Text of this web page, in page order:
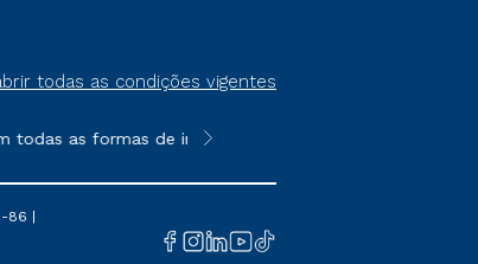
todas as condições vigentes
as formas de ingresso, exceto na prova on-line
**Semipresencial é um formato do
|